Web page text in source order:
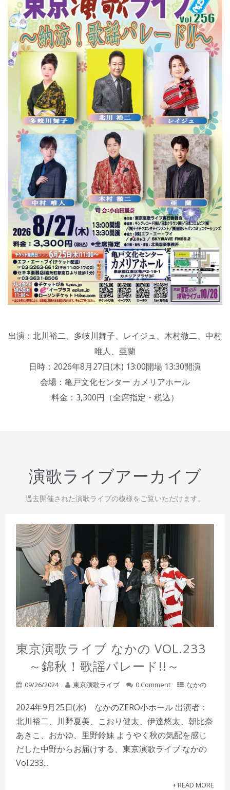
出演：北川裕二、多岐川舞子、レイジュ、木村徹二、中村
唯人、亜蘭
日時：2026年8月27日(木) 13:00開場 13:30開演
会場：亀戸文化センター カメリアホール
料金：3,300円（全席指定・税込）
演歌ライブアーカイブ
過去開催された演歌ライブの模様をご覧いただけます。
東京演歌ライブ なかの VOL.233
～錦秋！歌謡パレード!!～
09/26/2024 東京演歌ライブ 0 Comment なかの
2024年9月25日(水) なかのZERO小ホール 出演者：
北川裕二、川野夏美、こおり健太、伊達悠太、朝比奈
あきこ、おかゆ、里野鈴妹 ようやく秋の気配を感じ
だした中野からお届けする、東京演歌ライブ なかの
Vol.233...
+ READ MORE